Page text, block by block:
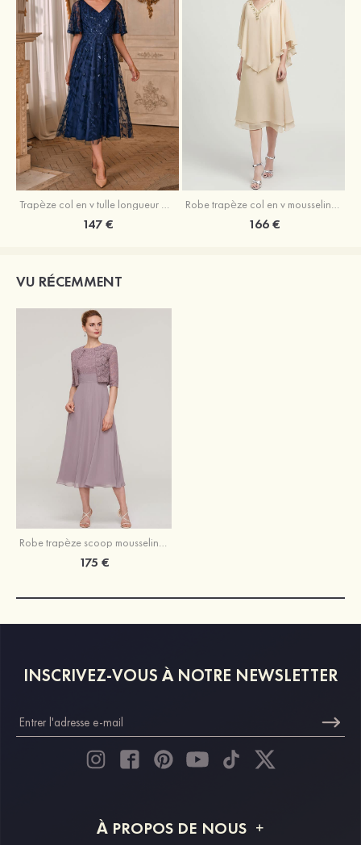
Trapèze col en v tulle longueur mollet robe de mère de la mariée avec appliqué paillettes ceinture
147 €
Robe trapèze col en v mousseline longueur mollet robe de mère de la mariée avec perle
166 €
VU RÉCEMMENT
Robe trapèze scoop mousseline longueur mollet robe de mère de la mariée avec dentelle veste
175 €
INSCRIVEZ-VOUS À NOTRE NEWSLETTER
À PROPOS DE NOUS